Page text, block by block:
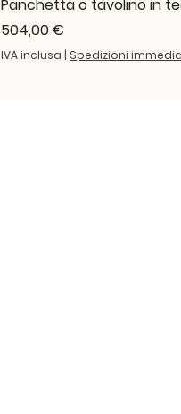
Panchetta o tavolino in
Prezzo
504,00 €
IVA inclusa | Spedizioni